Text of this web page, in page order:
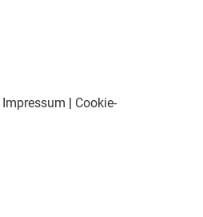
Impressum
Cookie-